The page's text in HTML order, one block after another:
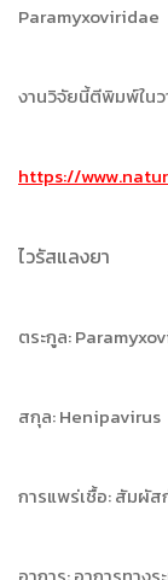
Paramyxoviridae
งานวิจัยนี้ตีพิมพ์ในว
https://
ไวรัสแลงยา
ตระกูล:
สกุล: Henipavirus
การแพร่เชื้อ: สัมผั